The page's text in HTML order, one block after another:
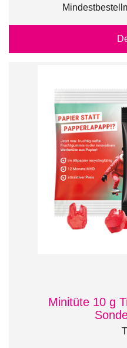
Minitüte 10 g